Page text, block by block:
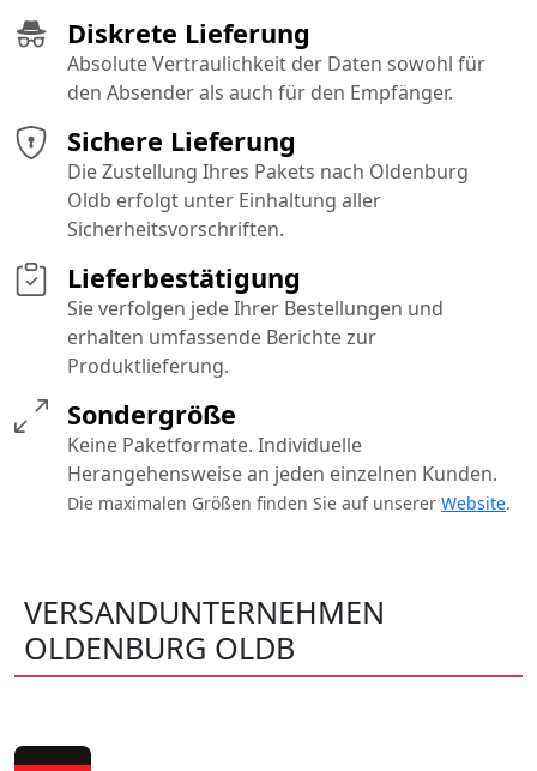
Sichere Lieferung
Die Zustellung Ihres Pakets nach Oldenburg
Oldb erfolgt unter Einhaltung aller
Sicherheitsvorschriften.
Diskrete Lieferung
Absolute Vertraulichkeit der Daten sowohl für
den Absender als auch für den Empfänger.
Sondergröße
Keine Paketformate. Individuelle
Herangehensweise an jeden einzelnen Kunden.
Die maximalen Größen finden Sie auf unserer Website.
Lieferbestätigung
Sie verfolgen jede Ihrer Bestellungen und
erhalten umfassende Berichte zur
Produktlieferung.
VERSANDUNTERNEHMEN
OLDENBURG OLDB